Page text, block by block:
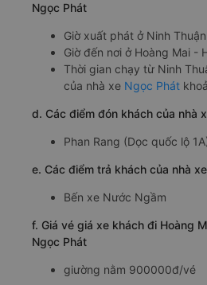
Ngọc Phát
Giờ xuất phát ở Ninh
Giờ đến nơi ở Hoàng Mai -
Thời gian chạy từ Ninh
của nhà xe Ngọc Phát
d. Các điểm đón khách của nhà
Phan Rang (Dọc quốc lộ
e. Các điểm trả khách của nhà
Bến xe Nước Ngầm
f. Giá vé giá xe khách đi Hoàng
Ngọc Phát
giường nằm 900000đ/vé